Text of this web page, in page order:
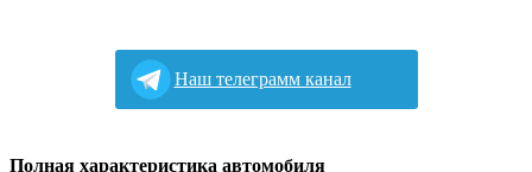
Наш телеграмм канал
Полная характеристика автомобиля